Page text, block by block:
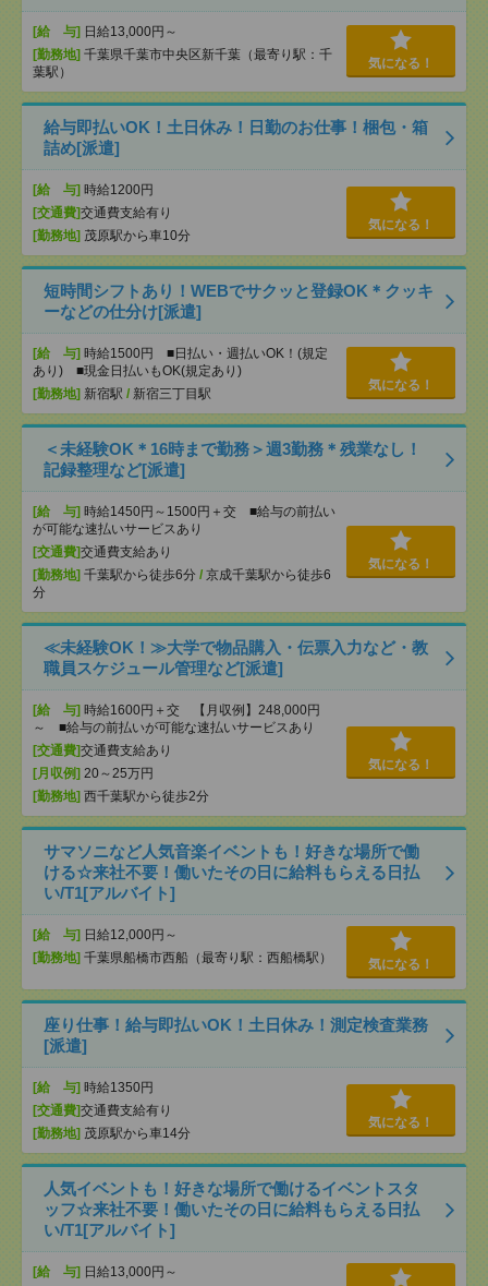
[給 与] 日給13,000円～
[勤務地] 千葉県千葉市中央区新千葉（最寄り駅：千
葉駅）
気になる！
給与即払いOK！土日休み！日勤のお仕事！梱包・箱
詰め[派遣]
[給 与] 時給1200円
[交通費]交通費支給有り
[勤務地] 茂原駅から車10分
気になる！
短時間シフトあり！WEBでサクッと登録OK＊クッキ
ーなどの仕分け[派遣]
[給 与] 時給1500円 ■日払い・週払いOK！(規定
あり) ■現金日払いもOK(規定あり)
[勤務地] 新宿駅 / 新宿三丁目駅
気になる！
＜未経験OK＊16時まで勤務＞週3勤務＊残業なし！
記録整理など[派遣]
[給 与] 時給1450円～1500円＋交 ■給与の前払い
が可能な速払いサービスあり
[交通費]交通費支給あり
[勤務地] 千葉駅から徒歩6分 / 京成千葉駅から徒歩6
分
気になる！
≪未経験OK！≫大学で物品購入・伝票入力など・教
職員スケジュール管理など[派遣]
[給 与] 時給1600円＋交 【月収例】248,000円
～ ■給与の前払いが可能な速払いサービスあり
[交通費]交通費支給あり
[月収例] 20～25万円
[勤務地] 西千葉駅から徒歩2分
気になる！
サマソニなど人気音楽イベントも！好きな場所で働
ける☆来社不要！働いたその日に給料もらえる日払
い/T1[アルバイト]
[給 与] 日給12,000円～
[勤務地] 千葉県船橋市西船（最寄り駅：西船橋駅） 気になる！
座り仕事！給与即払いOK！土日休み！測定検査業務
[派遣]
[給 与] 時給1350円
[交通費]交通費支給有り
[勤務地] 茂原駅から車14分
気になる！
人気イベントも！好きな場所で働けるイベントスタ
ッフ☆来社不要！働いたその日に給料もらえる日払
い/T1[アルバイト]
[給 与] 日給13,000円～